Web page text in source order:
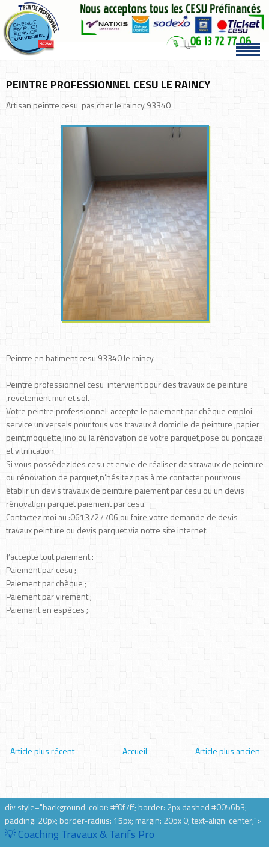
PEINTRE PROFESSIONNEL CESU LE RAINCY
Artisan peintre cesu pas cher le raincy 93340
Peintre en batiment cesu 93340 le raincy
Peintre professionnel cesu intervient pour des travaux de peinture
,revetement mur et sol.
Votre peintre professionnel accepte le paiement par chèque emploi
service universels pour tous vos travaux à domicile de peinture ,papier
peint,moquette,lino ou la rénovation de votre parquet,pose ou ponçage
et vitrification.
Si vous possédez des cesu et envie de réaliser des travaux de peinture
ou rénovation de parquet,n’hésitez pas à me contacter pour vous
établir un devis travaux de peinture paiement par cesu ou un devis
rénovation parquet paiement par cesu.
Contactez moi au :0613727706 ou faire votre demande de devis
travaux peinture ou devis parquet via notre site internet.
J’accepte tout paiement :
Paiement par cesu ;
Paiement par chèque ;
Paiement par virement ;
Paiement en espèces ;
Article plus récent Article plus ancien
Accueil
div style="background-color: #f0f7ff; border: 2px dashed #0056b3;
padding: 20px; border-radius: 15px; margin: 20px 0; text-align: center;">
💡 Coaching Travaux & Tarifs Pro